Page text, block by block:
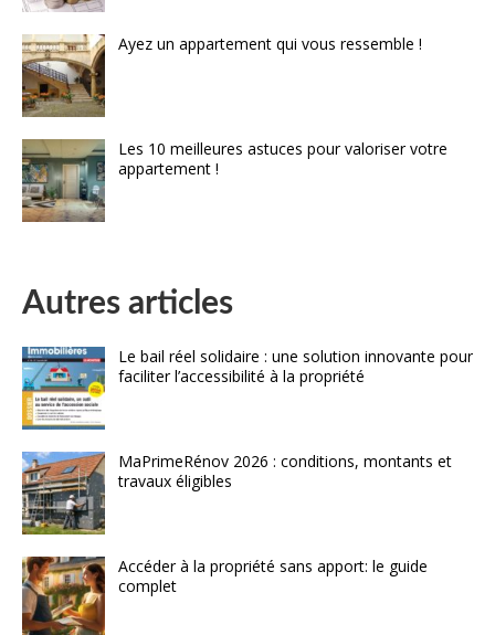
Ayez un appartement qui vous ressemble !
Les 10 meilleures astuces pour valoriser votre
appartement !
Autres articles
Le bail réel solidaire : une solution innovante pour
faciliter l’accessibilité à la propriété
MaPrimeRénov 2026 : conditions, montants et
travaux éligibles
Accéder à la propriété sans apport: le guide
complet